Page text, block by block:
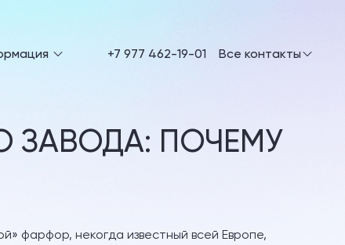
+7 977 462-19-01 Все контакты
ЗАВОДА: ПОЧЕМУ
фарфор, некогда известный всей Европе,